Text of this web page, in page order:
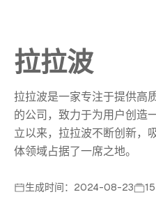
拉拉波
拉拉波是一家专注于提供高
的公司，致力于为用户创造
立以来，拉拉波不断创新，
体领域占据了一席之地。
生成时间：2024-08-23